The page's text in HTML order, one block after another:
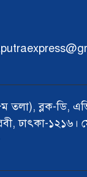
তলা), ব্লক-ডি,
ঢাৎকা-১২১৬।